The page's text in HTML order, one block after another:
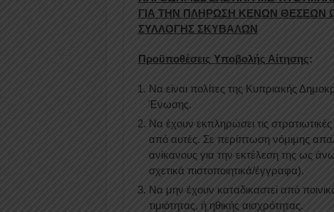
ΓΙΑ ΤΗΝ ΠΛΗΡΩΣΗ ΚΕΝΩΝ ΘΕΣΕΩΝ
ΣΥΛΛΟΓΗΣ ΣΚΥΒΑΛΩΝ
Προϋποθέσεις Υποβολής Αίτησης:
Να είναι πολίτες της Κυπριακής
Ένωσης.
Να έχουν εκπληρώσει τις
από αυτές. Σε περίπτωση νόμιμης
ανίκανους για την εκτέλεση της ως
σχετικά πιστοποιητικά/έγγραφα).
Να μην έχουν καταδικαστεί από
τιμιότητας, ή ηθικής αισχρότητας.